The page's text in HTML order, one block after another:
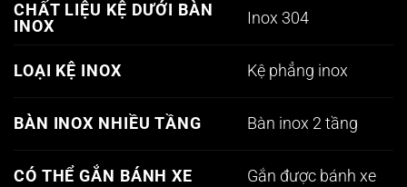
CHẤT LIỆU KỆ DƯỚI BÀN
INOX
Inox 304
LOẠI KỆ INOX Kệ phẳng inox
BÀN INOX NHIỀU TẦNG Bàn inox 2 tầng
CÓ THỂ GẮN BÁNH XE Gắn được bánh xe